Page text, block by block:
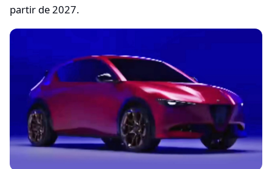
partir de 2027.